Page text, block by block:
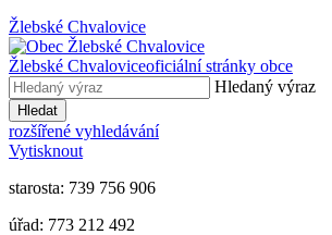
Žlebské Chvalovice
Žlebské Chvaloviceoficiální stránky obce
Hledaný výraz
Hledat
rozšířené vyhledávání
Vytisknout
starosta: 739 756 906
úřad: 773 212 492